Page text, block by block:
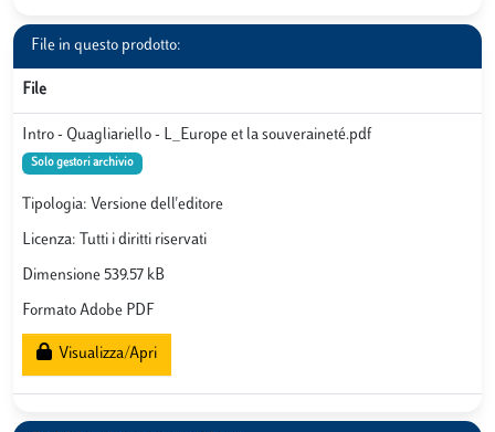
File in questo prodotto:
File
Intro - Quagliariello - L_Europe et la souveraineté.pdf
Solo gestori archivio
Tipologia: Versione dell'editore
Licenza: Tutti i diritti riservati
Dimensione 539.57 kB
Formato Adobe PDF
Visualizza/Apri